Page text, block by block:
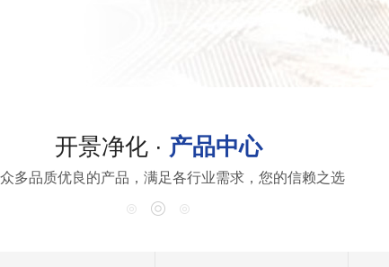
开景净化 · 产品中心
多品质优良的产品，满足各行业需求，您的信赖之选